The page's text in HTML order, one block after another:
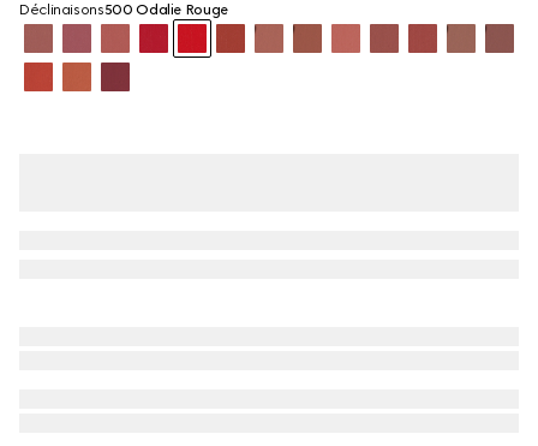
Déclinaisons500 Odalie Rouge